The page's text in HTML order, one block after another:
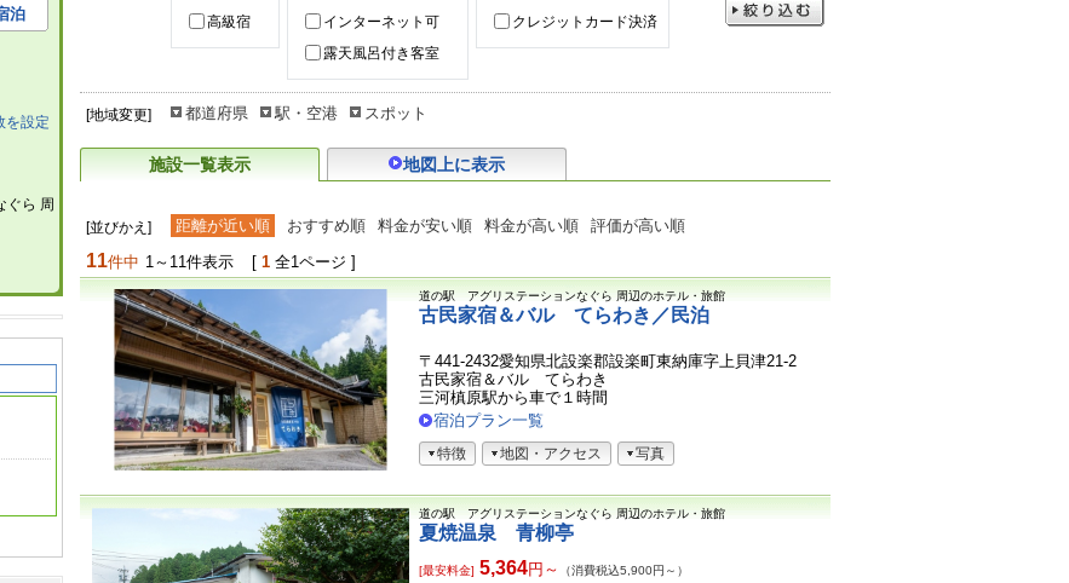
高級宿
インターネット可
露天風呂付き客室
クレジットカード決済
[地域変更] 都道府県 駅・空港 スポット
施設一覧表示 地図上に表示
[並びかえ] 距離が近い順 おすすめ順 料金が安い順 料金が高い順 評価が高い順
11件中 1～11件表示 [ 1 全1ページ ]
道の駅 アグリステーションなぐら 周辺のホテル・旅館
古民家宿＆バル てらわき／民泊
〒441-2432愛知県北設楽郡設楽町東納庫字上貝津21-2
古民家宿＆バル てらわき
三河槙原駅から車で１時間
宿泊プラン一覧
特徴 地図・アクセス 写真
道の駅 アグリステーションなぐら 周辺のホテル・旅館
夏焼温泉 青柳亭
[最安料金] 5,364円～ （消費税込5,900円～）
泊
を設定
ら 周